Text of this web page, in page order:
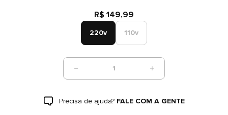
R$ 149,99
220v 110v
1
Precisa de ajuda? FALE COM A GENTE